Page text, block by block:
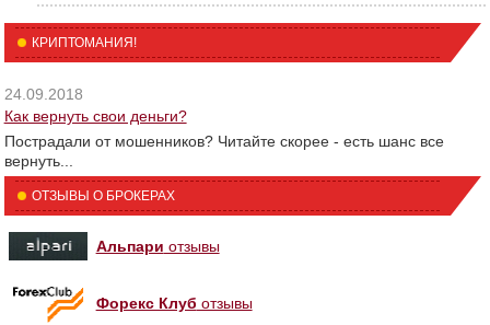
КРИПТОМАНИЯ!
24.09.2018
Как вернуть свои деньги?
Пострадали от мошенников? Читайте скорее - есть шанс все
вернуть...
ОТЗЫВЫ О БРОКЕРАХ
Альпари отзывы
Форекс Клуб отзывы